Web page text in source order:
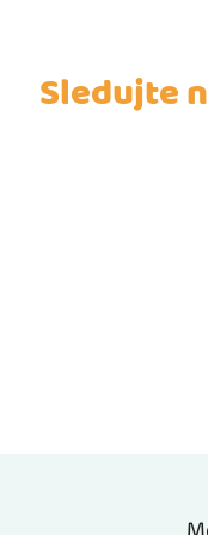
Sledujte